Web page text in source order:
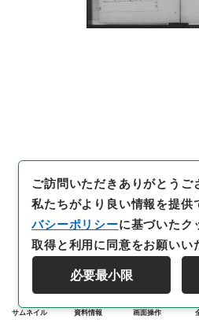
サムネイル 資料情報 画面操作
ご訪問いただきありがとうご
私たちがより良い情報を提供
バシーポリシーに基づいた
取得と利用に同意をお願いい
必要最小限